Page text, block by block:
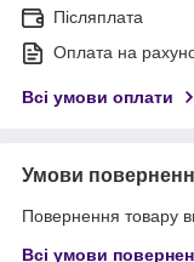
Післяплата
Оплата на
Всі умови оплати
Умови
Повернення товару
Всі умови